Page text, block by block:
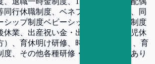
同行休職制度、ベネフィット・ワン、同
シップ制度ベビーシッターサービス制度
休業、出産祝い金・出産一時金、育児休
）、育休明け研修、時短・時差勤務 、育
度、その他各種研修・資格補助制度あり